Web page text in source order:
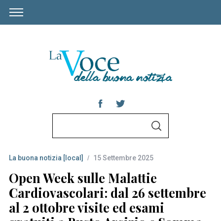
r
c
h
f
o
S
La buona notizia [local] 15 Settembre 2025
Open Week sulle Malattie
Cardiovascolari: dal 26 settembre
al 2 ottobre visite ed esami